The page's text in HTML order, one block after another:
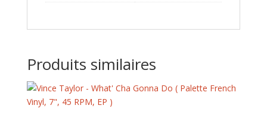
Produits similaires